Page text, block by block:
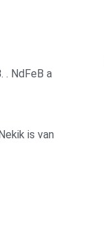
. . NdFeB a
is van